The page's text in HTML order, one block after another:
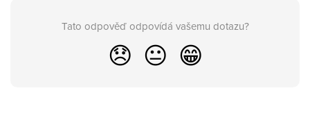
Tato odpověď odpovídá vašemu dotazu?
😞 😐 😁